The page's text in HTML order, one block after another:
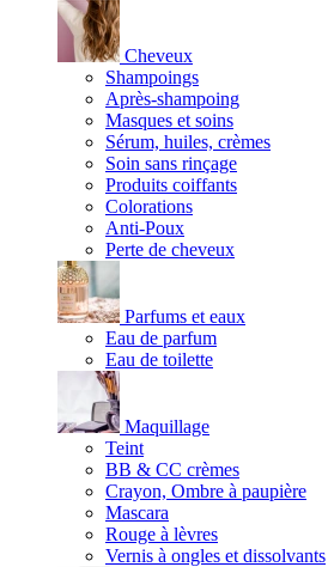
Cheveux
Shampoings
Après-shampoing
Masques et soins
Sérum, huiles, crèmes
Soin sans rinçage
Produits coiffants
Colorations
Anti-Poux
Perte de cheveux
Parfums et eaux
Eau de parfum
Eau de toilette
Maquillage
Teint
BB & CC crèmes
Crayon, Ombre à paupière
Mascara
Rouge à lèvres
Vernis à ongles et dissolvants